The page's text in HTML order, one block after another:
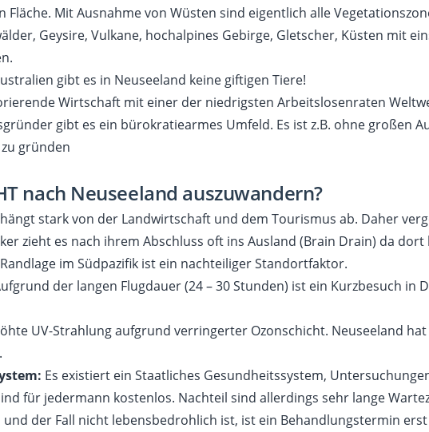
Fläche. Mit Ausnahme von Wüsten sind eigentlich alle
Geysire, Vulkane, hochalpines Gebirge, Gletscher, Küsten mit
gibt es in Neuseeland keine giftigen Tiere!
Wirtschaft mit einer der niedrigsten Arbeitslosenraten
gibt es ein bürokratiearmes Umfeld. Es ist z.B. ohne großen
gründen
nach Neuseeland auszuwandern?
stark von der Landwirtschaft und dem Tourismus ab. Daher
zieht es nach ihrem Abschluss oft ins Ausland (Brain Drain) da dort
im Südpazifik ist ein nachteiliger Standortfaktor.
der langen Flugdauer (24 – 30 Stunden) ist ein Kurzbesuch in
UV-Strahlung aufgrund verringerter Ozonschicht. Neuseeland
Es existiert ein Staatliches Gesundheitssystem,
für jedermann kostenlos. Nachteil sind allerdings sehr lange
der Fall nicht lebensbedrohlich ist, ist ein Behandlungstermin